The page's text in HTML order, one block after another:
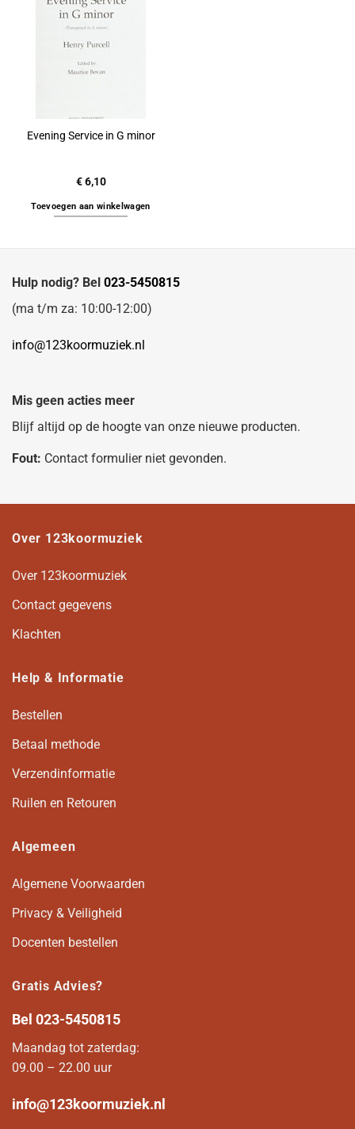
Evening Service in G minor
€6,10
Toevoegen aan winkelwagen
Hulp nodig? Bel 023-5450815
(ma t/m za: 10:00-12:00)
info@123koormuziek.nl
Mis geen acties meer
Blijf altijd op de hoogte van onze nieuwe producten.
Fout: Contact formulier niet gevonden.
Over 123koormuziek
Over 123koormuziek
Contact gegevens
Klachten
Help & Informatie
Bestellen
Betaal methode
Verzendinformatie
Ruilen en Retouren
Algemeen
Algemene Voorwaarden
Privacy & Veiligheid
Docenten bestellen
Gratis Advies?
Bel 023-5450815
Maandag tot zaterdag:
09.00 – 22.00 uur
info@123koormuziek.nl